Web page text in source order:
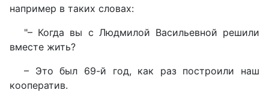
например в таких словах:
"– Когда вы с Людмилой Васильевной решили
вместе жить?
– Это был 69-й год, как раз построили наш
кооператив.